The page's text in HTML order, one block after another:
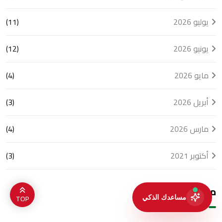
يوليو 2026
(11)
يونيو 2026
(12)
مايو 2026
(4)
أبريل 2026
(3)
مارس 2026
(4)
أكتوبر 2021
(3)
معرض الصور TOP